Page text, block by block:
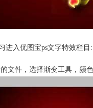
进入优图宝ps文字特效栏目:
文件，选择渐变工具，颜